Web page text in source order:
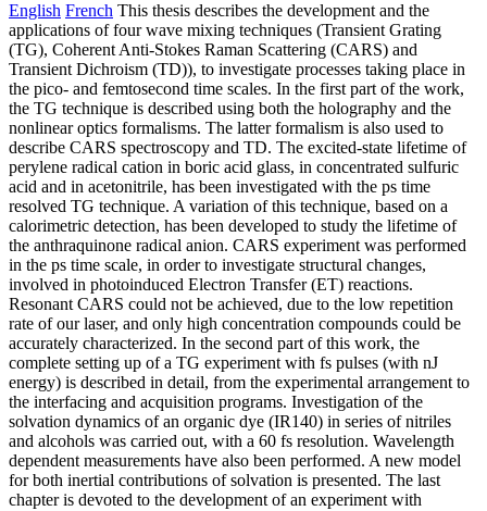
English French This thesis describes the development and the
applications of four wave mixing techniques (Transient Grating
(TG), Coherent Anti-Stokes Raman Scattering (CARS) and
Transient Dichroism (TD)), to investigate processes taking place in
the pico- and femtosecond time scales. In the first part of the work,
the TG technique is described using both the holography and the
nonlinear optics formalisms. The latter formalism is also used to
describe CARS spectroscopy and TD. The excited-state lifetime of
perylene radical cation in boric acid glass, in concentrated sulfuric
acid and in acetonitrile, has been investigated with the ps time
resolved TG technique. A variation of this technique, based on a
calorimetric detection, has been developed to study the lifetime of
the anthraquinone radical anion. CARS experiment was performed
in the ps time scale, in order to investigate structural changes,
involved in photoinduced Electron Transfer (ET) reactions.
Resonant CARS could not be achieved, due to the low repetition
rate of our laser, and only high concentration compounds could be
accurately characterized. In the second part of this work, the
complete setting up of a TG experiment with fs pulses (with nJ
energy) is described in detail, from the experimental arrangement to
the interfacing and acquisition programs. Investigation of the
solvation dynamics of an organic dye (IR140) in series of nitriles
and alcohols was carried out, with a 60 fs resolution. Wavelength
dependent measurements have also been performed. A new model
for both inertial contributions of solvation is presented. The last
chapter is devoted to the development of an experiment with